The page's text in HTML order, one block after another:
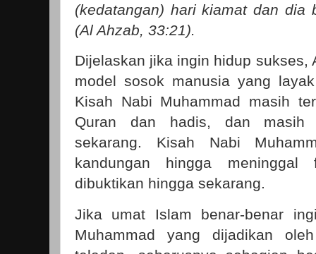
(kedatangan) hari kiamat dan dia
(Al Ahzab, 33:21).
Dijelaskan jika ingin hidup sukses,
model sosok manusia yang
Kisah Nabi Muhammad masih
Quran dan hadis, dan masih
sekarang. Kisah Nabi
kandungan hingga meninggal
dibuktikan hingga sekarang.
Jika umat Islam benar-benar
Muhammad yang dijadikan